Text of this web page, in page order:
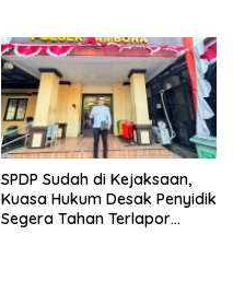
SPDP Sudah di Kejaksaan,
Kuasa Hukum Desak Penyidik
Segera Tahan Terlapor